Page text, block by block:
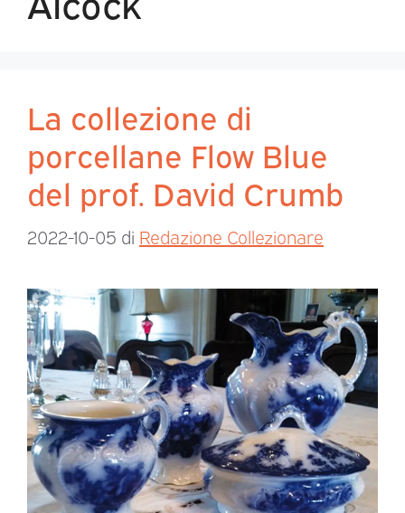
La collezione di
porcellane Flow Blue
del prof. David Crumb
2022-10-05 di Redazione Collezionare